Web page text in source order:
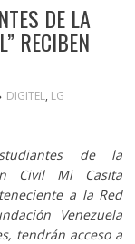
DE LA
RECIBEN
DIGITEL, LG
de la
Civil Mi Casita
a la Red
Venezuela
tendrán acceso a